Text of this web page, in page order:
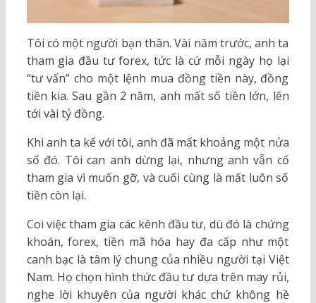
Tôi có một người bạn thân. Vài năm trước, anh ta
tham gia đầu tư forex, tức là cứ mỗi ngày họ lại
“tư vấn” cho một lệnh mua đồng tiền này, đồng
tiền kia. Sau gần 2 năm, anh mất số tiền lớn, lên
tới vài tỷ đồng.
Khi anh ta kể với tôi, anh đã mất khoảng một nửa
số đó. Tôi can anh dừng lại, nhưng anh vẫn cố
tham gia vì muốn gỡ, và cuối cùng là mất luôn số
tiền còn lại.
Coi việc tham gia các kênh đầu tư, dù đó là chứng
khoán, forex, tiền mã hóa hay đa cấp như một
canh bạc là tâm lý chung của nhiều người tại Việt
Nam. Họ chọn hình thức đầu tư dựa trên may rủi,
nghe lời khuyên của người khác chứ không hề